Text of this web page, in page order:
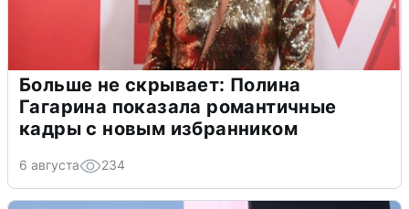
Больше не скрывает: Полина
Гагарина показала романтичные
кадры с новым избранником
6 августа 234